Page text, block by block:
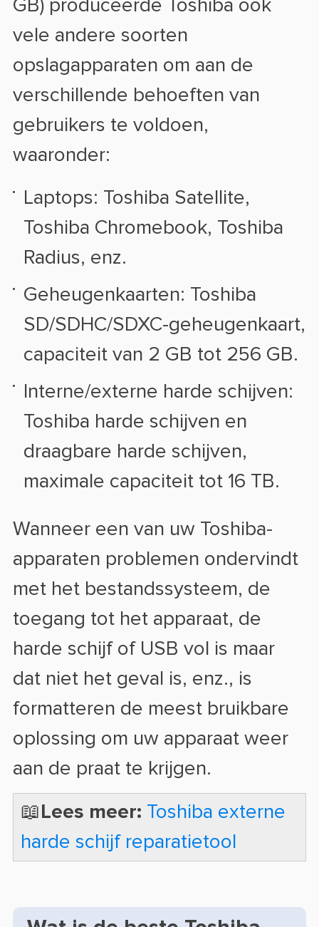
GB) produceerde Toshiba ook
vele andere soorten
opslagapparaten om aan de
verschillende behoeften van
gebruikers te voldoen,
waaronder:
Laptops: Toshiba Satellite,
Toshiba Chromebook, Toshiba
Radius, enz.
Geheugenkaarten: Toshiba
SD/SDHC/SDXC-geheugenkaart,
capaciteit van 2 GB tot 256 GB.
Interne/externe harde schijven:
Toshiba harde schijven en
draagbare harde schijven,
maximale capaciteit tot 16 TB.
Wanneer een van uw Toshiba-
apparaten problemen ondervindt
met het bestandssysteem, de
toegang tot het apparaat, de
harde schijf of USB vol is maar
dat niet het geval is, enz., is
formatteren de meest bruikbare
oplossing om uw apparaat weer
aan de praat te krijgen.
📖Lees meer: Toshiba externe
harde schijf reparatietool